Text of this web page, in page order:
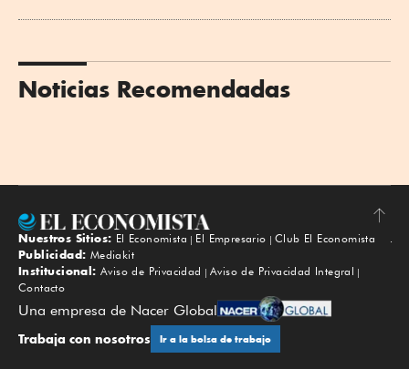
Noticias Recomendadas
Subir
Nuestros Sitios: El Economista El Empresario
Club El Economista
Publicidad: Mediakit
Institucional: Aviso de Privacidad
Aviso de Privacidad Integral
Contacto
Una empresa de Nacer Global
Trabaja con nosotros Ir a la bolsa de trabajo